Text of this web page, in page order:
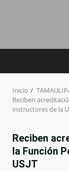
Inicio
Reciben
instructores de la
Reciben
la Función
USJT